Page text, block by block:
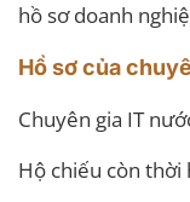
hồ sơ doanh
Hồ sơ của
Chuyên gia IT
Hộ chiếu còn